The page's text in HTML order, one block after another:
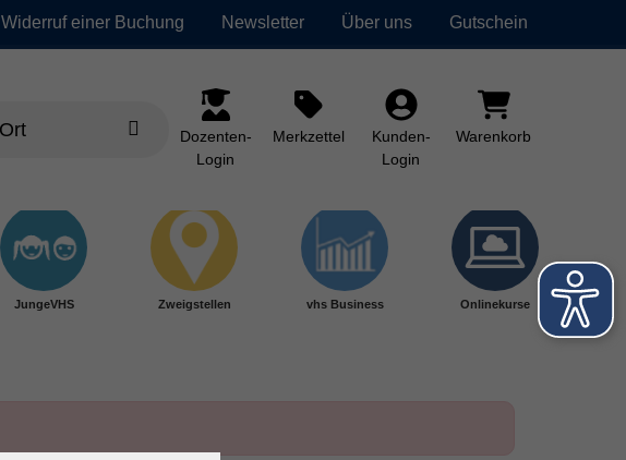
Widerruf einer Buchung Newsletter Über uns Gutschein
Dozenten-
Login
Merkzettel
Kunden-
Login
Warenkorb
JungeVHS Zweigstellen vhs Business Onlinekurse